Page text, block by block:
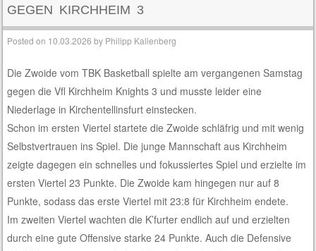
GEGEN KIRCHHEIM 3
Posted on 10.03.2026 by Philipp Kallenberg
Die Zwoide vom TBK Basketball spielte am vergangenen Samstag
gegen die Vfl Kirchheim Knights 3 und musste leider eine
Niederlage in Kirchentellinsfurt einstecken.
Schon im ersten Viertel startete die Zwoide schläfrig und mit wenig
Selbstvertrauen ins Spiel. Die junge Mannschaft aus Kirchheim
zeigte dagegen ein schnelles und fokussiertes Spiel und erzielte im
ersten Viertel 23 Punkte. Die Zwoide kam hingegen nur auf 8
Punkte, sodass das erste Viertel mit 23:8 für Kirchheim endete.
Im zweiten Viertel wachten die K’furter endlich auf und erzielten
durch eine gute Offensive starke 24 Punkte. Auch die Defensive